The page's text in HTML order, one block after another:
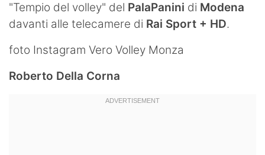
"Tempio del volley" del PalaPanini di Modena
davanti alle telecamere di Rai Sport + HD.
foto Instagram Vero Volley Monza
Roberto Della Corna